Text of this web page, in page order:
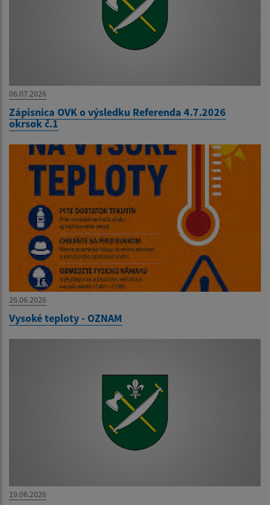
06.07.2026
Zápisnica OVK o výsledku Referenda 4.7.2026
okrsok č.1
26.06.2026
Vysoké teploty - OZNAM
19.06.2026